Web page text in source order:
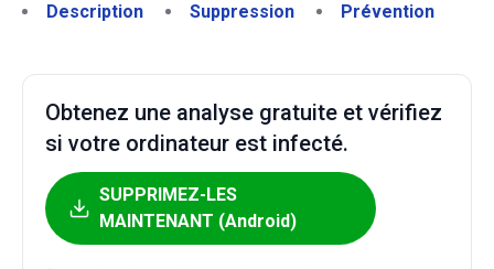
Description
Suppression Prévention
Obtenez une analyse gratuite et vérifiez
si votre ordinateur est infecté.
SUPPRIMEZ-LES
MAINTENANT (Android)